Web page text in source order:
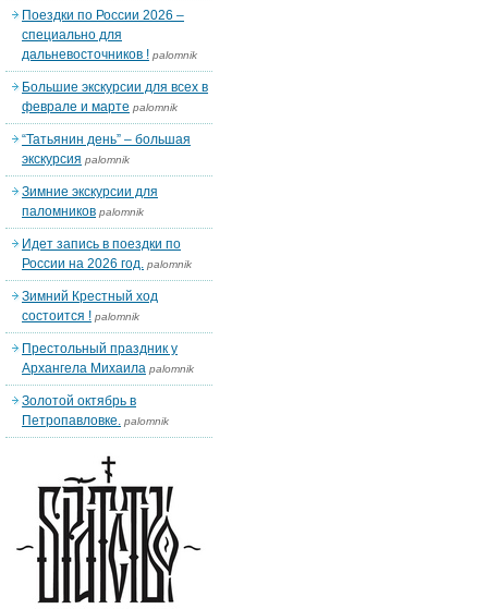
Поездки по России 2026 –
специально для
дальневосточников ! palomnik
Большие экскурсии для всех в
феврале и марте palomnik
“Татьянин день” – большая
экскурсия palomnik
Зимние экскурсии для
паломников palomnik
Идет запись в поездки по
России на 2026 год. palomnik
Зимний Крестный ход
состоится ! palomnik
Престольный праздник у
Архангела Михаила palomnik
Золотой октябрь в
Петропавловке. palomnik